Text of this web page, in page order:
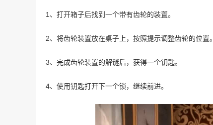
1、打开箱子后找到一个带有齿轮的装置。
2、将齿轮装置放在桌子上，按照提示调整齿轮的位置。
3、完成齿轮装置的解谜后，获得一个钥匙。
4、使用钥匙打开下一个锁，继续前进。